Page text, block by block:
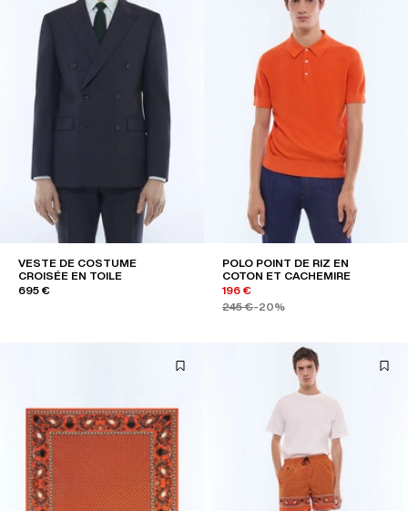
VESTE DE COSTUME
CROISÉE EN TOILE
695 €
POLO POINT DE RIZ EN
COTON ET CACHEMIRE
196 €
245 €-20%